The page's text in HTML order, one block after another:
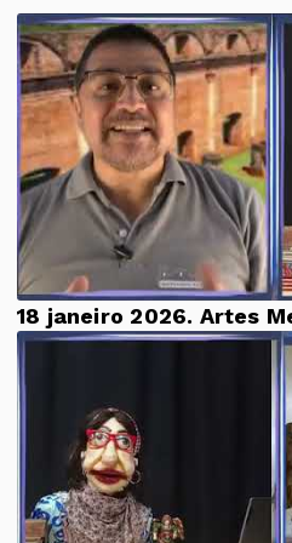
18 janeiro 2026. Artes